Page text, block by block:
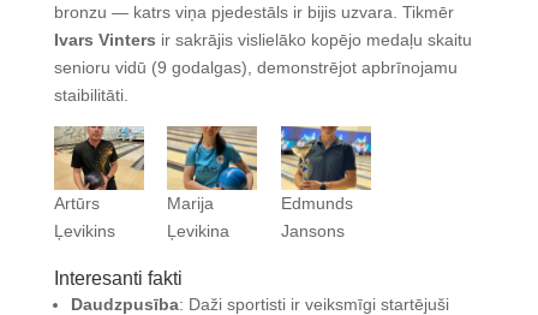
bronzu — katrs viņa pjedestāls ir bijis uzvara Tikmēr
Ivars Vinters ir sakrājis vislielāko kopējo medaļu skaitu
senioru vidū (9 godalgas), demonstrējot apbrīnojamu
staibilitāti.
Artūrs
Ļevikins
Marija
Ļevikina
Edmunds
Jansons
Interesanti fakti
Daudzpusība: Daži sportisti ir veiksmīgi startējuši